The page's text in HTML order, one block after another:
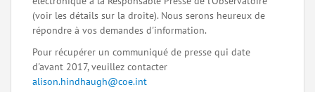
(voir les détails sur la droite). Nous serons heureux de
répondre à vos demandes d'information.
Pour récupérer un communiqué de presse qui date
d'avant 2017, veuillez contacter
alison.hindhaugh@coe.int